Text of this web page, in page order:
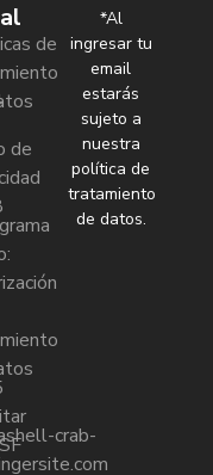
crab-
de
de
*Al
ingresar tu
email
estarás
sujeto a
nuestra
política de
tratamiento
de datos.